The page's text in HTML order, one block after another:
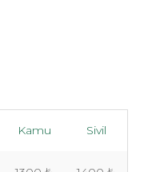
Kamu Sivil